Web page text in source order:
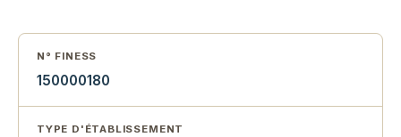
N° FINESS
150000180
TYPE D'ÉTABLISSEMENT